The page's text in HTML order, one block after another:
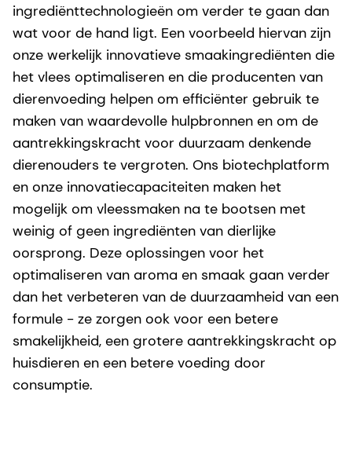
ingrediënttechnologieën om verder te gaan dan
wat voor de hand ligt. Een voorbeeld hiervan zijn
onze werkelijk innovatieve smaakingrediënten die
het vlees optimaliseren en die producenten van
dierenvoeding helpen om efficiënter gebruik te
maken van waardevolle hulpbronnen en om de
aantrekkingskracht voor duurzaam denkende
dierenouders te vergroten. Ons biotechplatform
en onze innovatiecapaciteiten maken het
mogelijk om vleessmaken na te bootsen met
weinig of geen ingrediënten van dierlijke
oorsprong. Deze oplossingen voor het
optimaliseren van aroma en smaak gaan verder
dan het verbeteren van de duurzaamheid van een
formule - ze zorgen ook voor een betere
smakelijkheid, een grotere aantrekkingskracht op
huisdieren en een betere voeding door
consumptie.